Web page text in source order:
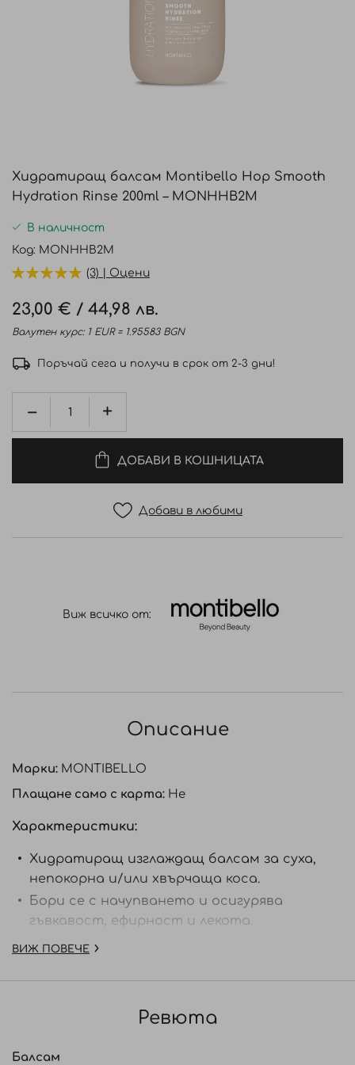
началото
на
галерия
със
Хидратиращ балсам Montibello Hop Smooth
Hydration Rinse 200ml – MONHHB2M
В наличност
Код MONHHB2M
(3) | Оцени
23,00 € / 44,98 лв.
Валутен курс: 1 EUR = 1.95583 BGN
Поръчай сега и получи в срок от 2-3 дни!
ДОБАВИ В КОШНИЦАТА
Добави в любими
Виж всичко от:
Описание
Марки: MONTIBELLO
Плащане само с карта: Не
Характеристики:
Хидратиращ изглаждащ балсам за суха,
непокорна и/или хвърчаща коса.
Бори се с начупването и осигурява
гъвкавост, ефирност и лекота.
Разплита лесно и бързо
блестяща.
Начин на употреба:Нанесете на чиста,
кърпа коса. Оставете да подейства 1 до 2
ВИЖ ПОВЕЧЕ
Ревюта
Балсам